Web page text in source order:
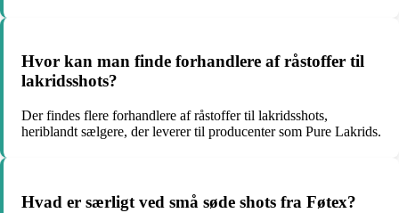
Hvor kan man finde forhandlere af råstoffer til
lakridsshots?
Der findes flere forhandlere af råstoffer til lakridsshots,
heriblandt sælgere, der leverer til producenter som Pure Lakrids.
Hvad er særligt ved små søde shots fra Føtex?